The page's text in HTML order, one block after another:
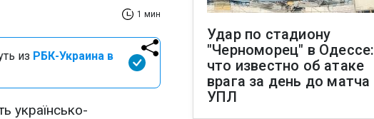
1 мин
из РБК-Украина в
українсько-
Удар по стадиону
"Черноморец" в Одессе:
что известно об атаке
врага за день до матча
УПЛ